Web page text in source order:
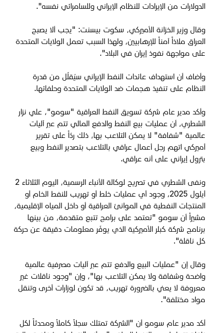
الدولارات من الإيرادات للنظام الإيراني وللسامرائي نفسه".
وقال وزير الخزانة الأميركي، سكوت بيسنت: "يجب ألا يصبح
العراق ملاذاً آمناً للإرهابيين، ولهذا السبب تعمل الولايات المتحدة
على مواجهة نفوذ إيران في البلاد".
وأضاف أن استهداف عائدات النفط الإيراني سيُقلّل من قدرة
النظام على تنفيذ هجمات ضد الولايات المتحدة وحلفائها.
وأكد مدير عام شركة تسويق النفط العراقية "سومو"، علي نزار
الشطري، أن عمليات بيع النفط والدفع المالي تتم عبر آليات
عالمية "شفافة" لا يمكن التلاعب بها، ذلك ردّاً على تقرير
أميركي اتهم رجل أعمال عراقي بالتلاعب بتصدير النفط وبيع
بترول إيراني على أنه عراقي.
ونفى الشطري في تصريح لوكالة الأنباء الرسمية، اليوم الثلاثاء 2
أيلول 2025، وجود أي عمليات خلط أو تهريب للنفط الخام أو
المنتجات النفطية في الموانئ العراقية أو داخل المياه الإقليمية،
مشيراً أن سومو "تعتمد على برامج تتبع متقدمة، من بينها
برنامج شركة كبلر الأميركية الذي يوفّر معلومات دقيقة عن حركة
كل ناقلة".
وقال إن "عمليات البيع والدفع تتم عبر آليات مصرفية عالمية
واضحة وشفافة ولا يمكن التلاعب بها"، وإن "وجود ناقلات غير
معروفة لا يعني بالضرورة تهريب، قد تكون لوزارات أخرى وتنقل
مواد مختلفة".
أكد مدير عام سومو أن "الشركة تمتلك سجلاً كاملاً ومحدثاً لكل